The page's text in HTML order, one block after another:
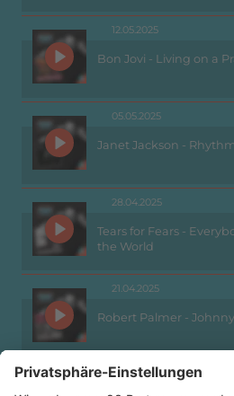
12.05.2025
Bon Jovi - Living on a
05.05.2025
Janet Jackson -
28.04.2025
Tears for Fears -
the World
21.04.2025
Robert Palmer -
14.04.2025